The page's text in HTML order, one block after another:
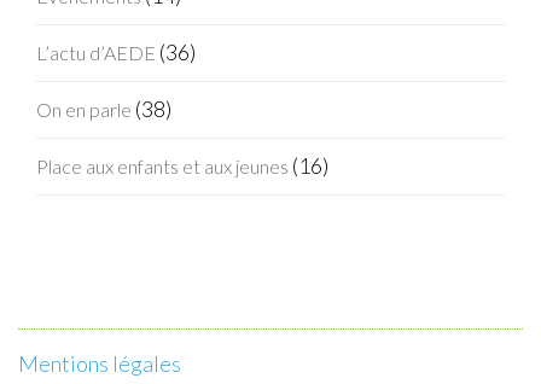
L’actu d’AEDE (36)
On en parle (38)
Place aux enfants et aux jeunes (16)
Mentions légales